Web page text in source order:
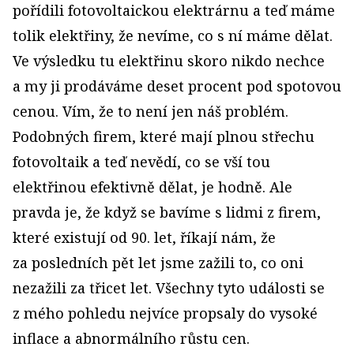
pořídili fotovoltaickou elektrárnu a teď máme
tolik elektřiny, že nevíme, co s ní máme dělat.
Ve výsledku tu elektřinu skoro nikdo nechce
a my ji prodáváme deset procent pod spotovou
cenou. Vím, že to není jen náš problém.
Podobných firem, které mají plnou střechu
fotovoltaik a teď nevědí, co se vší tou
elektřinou efektivně dělat, je hodně. Ale
pravda je, že když se bavíme s lidmi z firem,
které existují od 90. let, říkají nám, že
za posledních pět let jsme zažili to, co oni
nezažili za třicet let. Všechny tyto události se
z mého pohledu nejvíce propsaly do vysoké
inflace a abnormálního růstu cen.